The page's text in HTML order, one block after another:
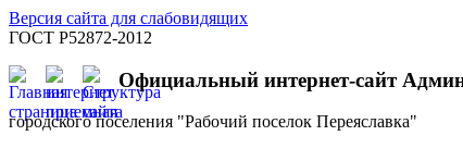
Версия сайта для слабовидящих
ГОСТ Р52872-2012
Официальный интернет-сайт
городского поселения "Рабочий поселок Переяславка"